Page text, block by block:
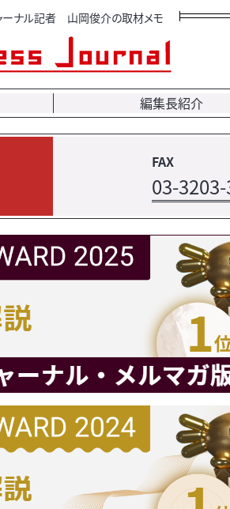
ーナル記者 山岡俊介の取材メモ
編集長紹介
FAX
03-